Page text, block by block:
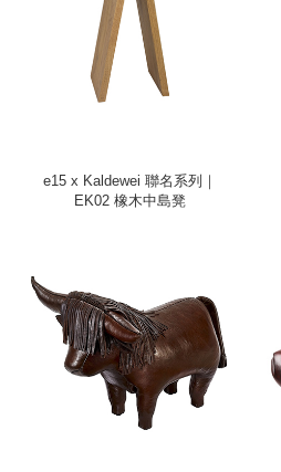
e15 x Kaldewei 聯名系列｜
EK02 橡木中島凳